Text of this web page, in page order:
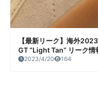
【最新リーク】海外
GT “Light Tan” リーク情
2023/4/20 164